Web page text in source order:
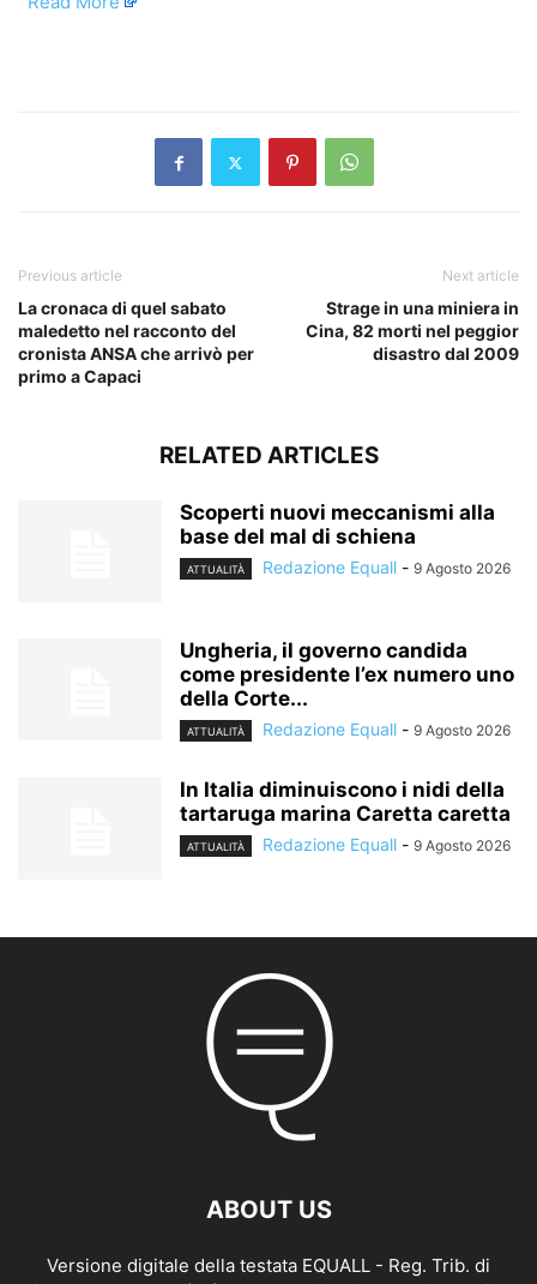
Previous article
La cronaca di quel sabato
maledetto nel racconto del
cronista ANSA che arrivò per
primo a Capaci
Next article
Strage in una miniera in
Cina, 82 morti nel peggior
disastro dal 2009
RELATED ARTICLES
Scoperti nuovi meccanismi alla
base del mal di schiena
ATTUALITÀ Redazione Equall - 9 Agosto 2026
Ungheria, il governo candida
come presidente l’ex numero uno
della Corte...
ATTUALITÀ Redazione Equall - 9 Agosto 2026
In Italia diminuiscono i nidi della
tartaruga marina Caretta caretta
ATTUALITÀ Redazione Equall - 9 Agosto 2026
ABOUT US
Versione digitale della testata EQUALL - Reg. Trib. di